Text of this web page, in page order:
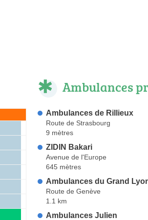
Ambulances
Ambulances de Rillieux
Route de Strasbourg
9 mètres
ZIDIN Bakari
Avenue de l'Europe
645 mètres
Ambulances du Grand
Route de Genève
1.1 km
Ambulances Julien